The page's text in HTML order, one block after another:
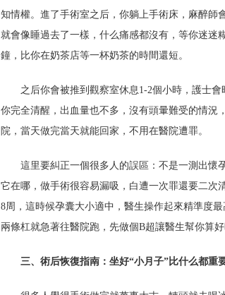
知情權。進了手術室之后，你躺上手術床，麻醉師
就會像睡過去了一樣，什么痛感都沒有，等你迷迷
鐘，比你在奶茶店等一杯奶茶的時間還短。
之后你會被推到觀察室休息1-2個小時，護士
你完全清醒，出血量也不多，沒有頭暈難受的情況
院，當天做完當天就能回家，不用在醫院遭罪。
這里要糾正一個很多人的誤區：不是一測出懷
它在哪，做手術很容易漏吸，白遭一次罪還要二次
8周，這時候孕囊大小適中，醫生操作起來精準度
兩條杠就急著往醫院跑，先做個B超讓醫生幫你算好
三、術后恢復指南：坐好“小月子”比什么都重